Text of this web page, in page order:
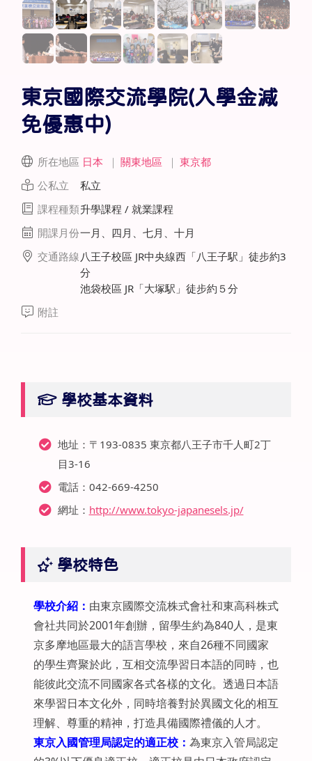
東京國際交流學院(入學金減
免優惠中)
所在地區 日本 ｜ 關東地區 ｜ 東京都
公私立
私立
課程種類升學課程 / 就業課程
開課月份一月、四月、七月、十月
交通路線 八王子校區 JR中央線西「八王子駅」徒步約3
分
池袋校區 JR「大塚駅」徒步約５分
附註
學校基本資料
地址：〒193-0835 東京都八王子市千人町2丁
目3-16
電話：042-669-4250
網址： http://www.tokyo-japanesels.jp/
學校特色
學校介紹： 由東京國際交流株式會社和東高科株式
會社共同於2001年創辦，留學生約為840人，是東
京多摩地區最大的語言學校，來自26種不同國家
的學生齊聚於此，互相交流學習日本語的同時，也
能彼此交流不同國家各式各樣的文化。透過日本語
來學習日本文化外，同時培養對於異國文化的相互
理解、尊重的精神，打造具備國際禮儀的人才。
東京入國管理局認定的適正校： 為東京入管局認定